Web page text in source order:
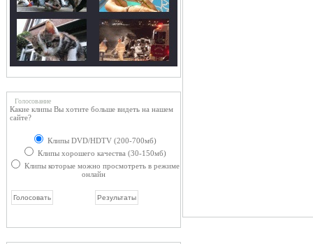
Голосование
Какие клипы Вы хотите больше видеть на нашем
сайте?
Клипы DVD/HDTV (200-700мб)
Клипы хорошего качества (30-150мб)
Клипы которые можно просмотреть в режиме
онлайн